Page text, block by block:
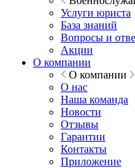
Услуги юриста
База знаний
Вопросы и
Акции
О компании
О компании
О нас
Наша команда
Новости
Отзывы
Гарантии
Контакты
Приложение